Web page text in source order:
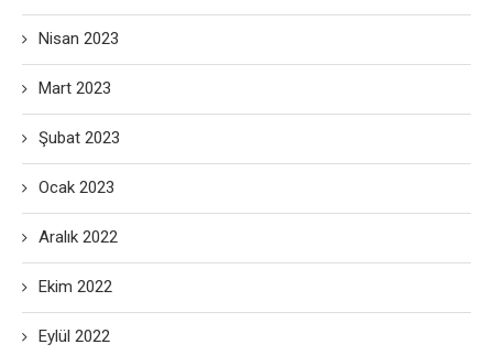
Nisan 2023
Mart 2023
Şubat 2023
Ocak 2023
Aralık 2022
Ekim 2022
Eylül 2022